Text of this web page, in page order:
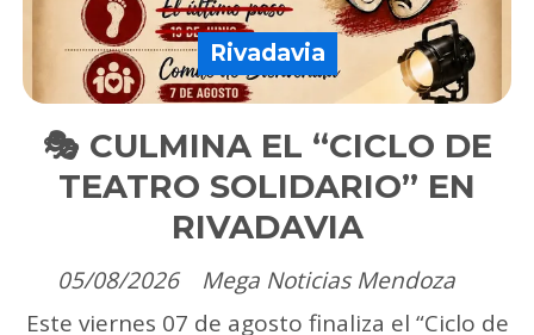
🎭 CULMINA EL “CICLO DE
TEATRO SOLIDARIO” EN
RIVADAVIA
Mega Noticias Mendoza
Rivadavia
05/08/2026
Este viernes 07 de agosto finaliza el “Ciclo de